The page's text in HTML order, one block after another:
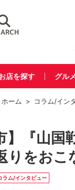
店を探す グルメ
ホーム > コラム/イン
】『山
りをおこ
ラム/インタビュー